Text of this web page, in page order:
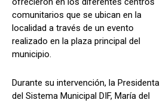
comunitarios que se ubican en la
localidad a través de un evento
realizado en la plaza principal del
municipio.
Durante su intervención, la Presidenta
del Sistema Municipal DIF, María del